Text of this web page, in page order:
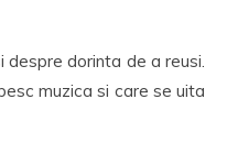
dorinta de a reusi.
muzica si care se uita